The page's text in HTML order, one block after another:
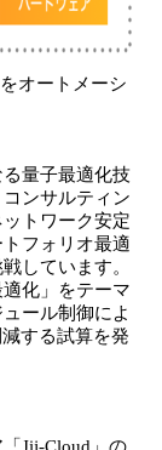
オートメーシ
量子最適化技
ンサルティン
トワーク安定
フォリオ最適
しています。
化」をテーマ
ール制御によ
する試算を発